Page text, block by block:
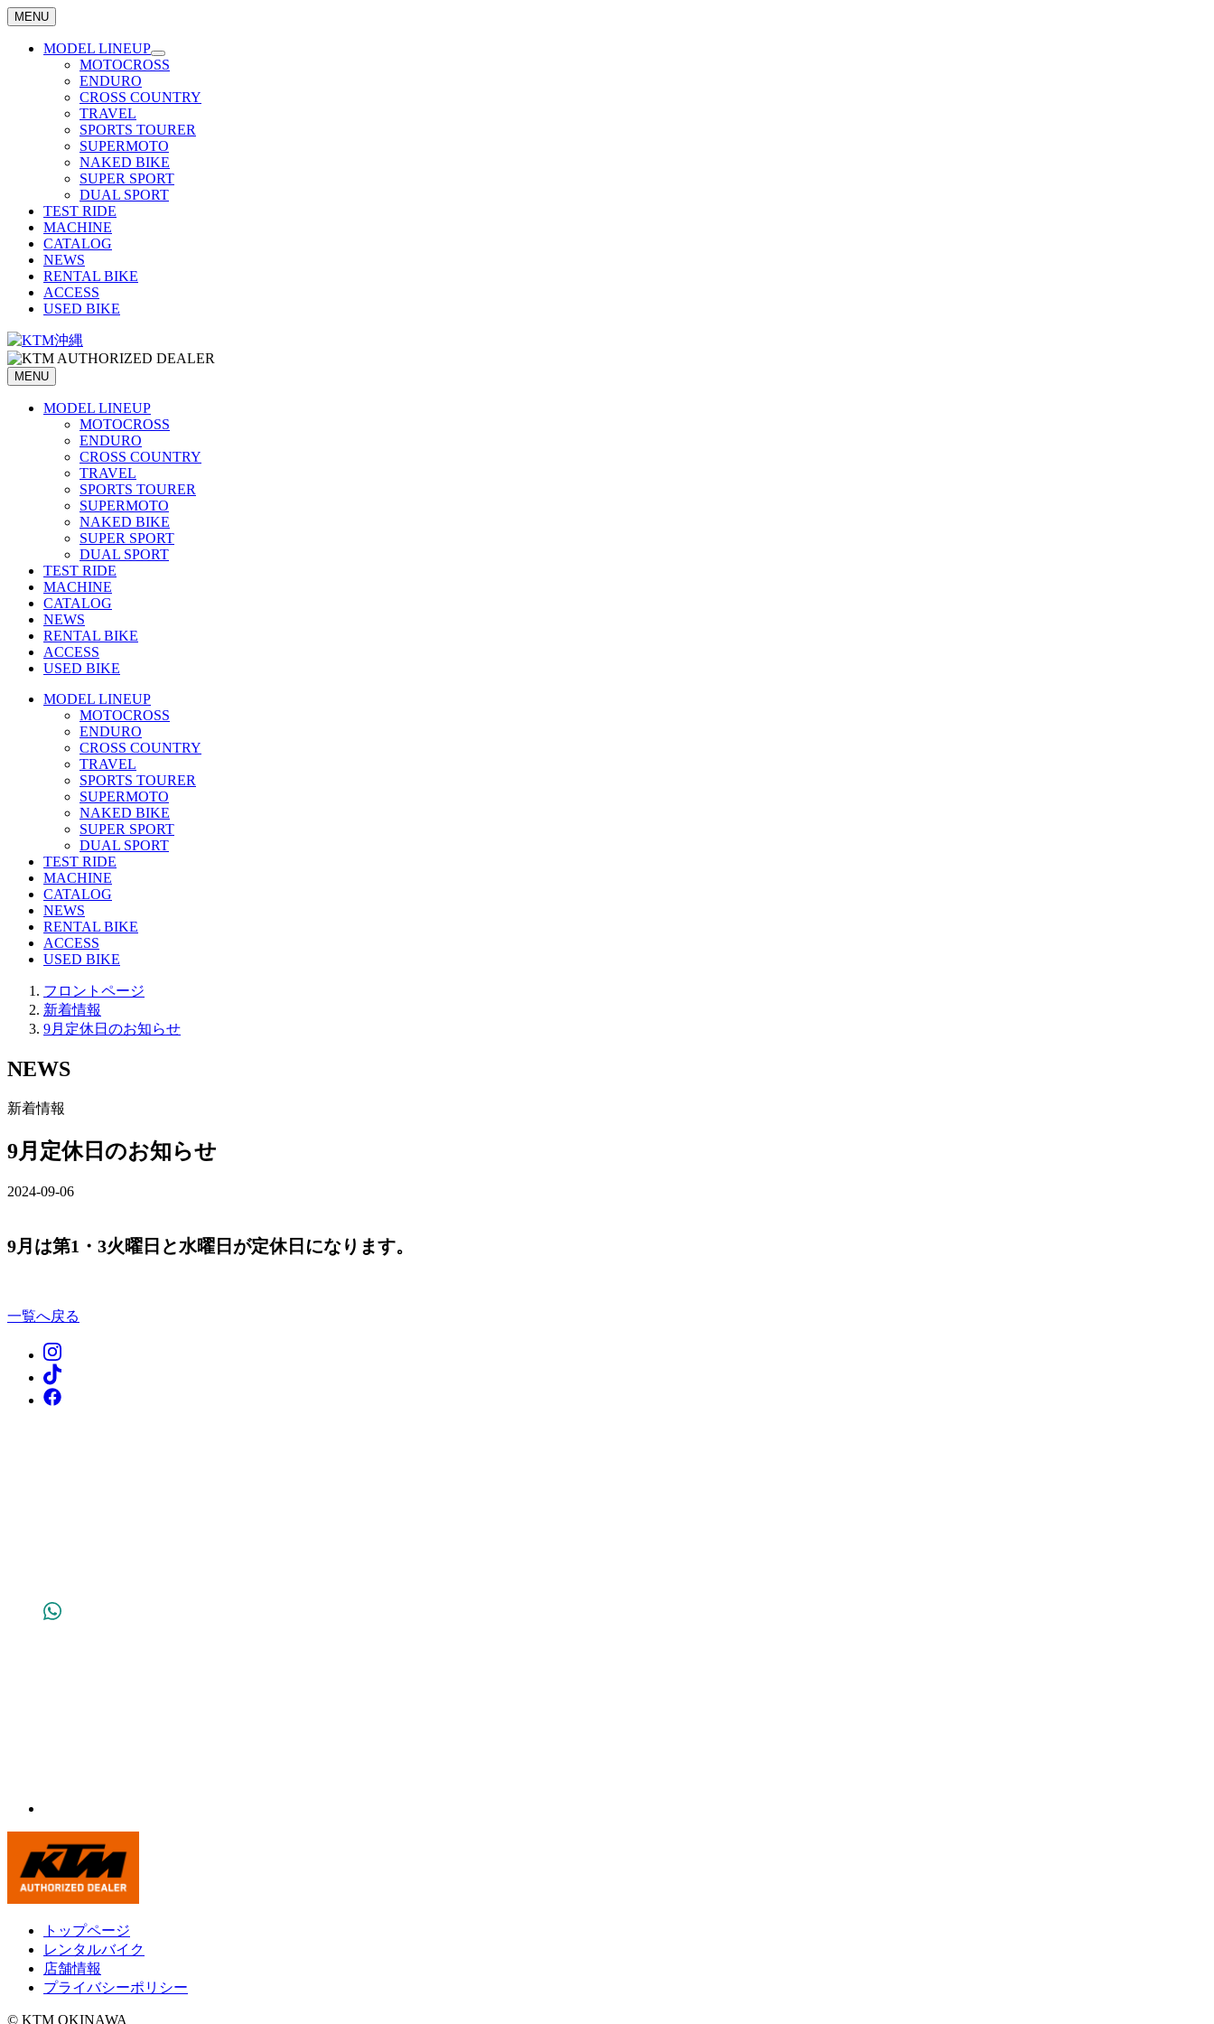
MENU
MODEL LINEUP
MOTOCROSS
ENDURO
CROSS COUNTRY
TRAVEL
SPORTS TOURER
SUPERMOTO
NAKED BIKE
SUPER SPORT
DUAL SPORT
TEST RIDE
MACHINE
CATALOG
NEWS
RENTAL BIKE
ACCESS
USED BIKE
MENU
MODEL LINEUP
MOTOCROSS
ENDURO
CROSS COUNTRY
TRAVEL
SPORTS TOURER
SUPERMOTO
NAKED BIKE
SUPER SPORT
DUAL SPORT
TEST RIDE
MACHINE
CATALOG
NEWS
RENTAL BIKE
ACCESS
USED BIKE
MODEL LINEUP
MOTOCROSS
ENDURO
CROSS COUNTRY
TRAVEL
SPORTS TOURER
SUPERMOTO
NAKED BIKE
SUPER SPORT
DUAL SPORT
TEST RIDE
MACHINE
CATALOG
NEWS
RENTAL BIKE
ACCESS
USED BIKE
フロントページ
新着情報
9月定休日のお知らせ
NEWS
新着情報
9月定休日のお知らせ
2024-09-06
9月は第1・3火曜日と水曜日が定休日になります。
一覧へ戻る
Instagram
TikTok
Facebook
トップページ
レンタルバイク
店舗情報
プライバシーポリシー
© KTM OKINAWA